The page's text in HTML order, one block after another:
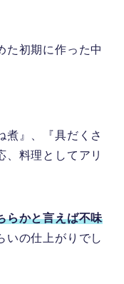
た初期に作った中
煮』、『具だくさ
料理としてアリ
らかと言えば不味
いの仕上がりでし